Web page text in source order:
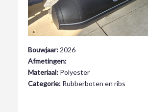
Bouwjaar: 2026
Afmetingen:
Materiaal: Polyester
Categorie: Rubberboten en ribs